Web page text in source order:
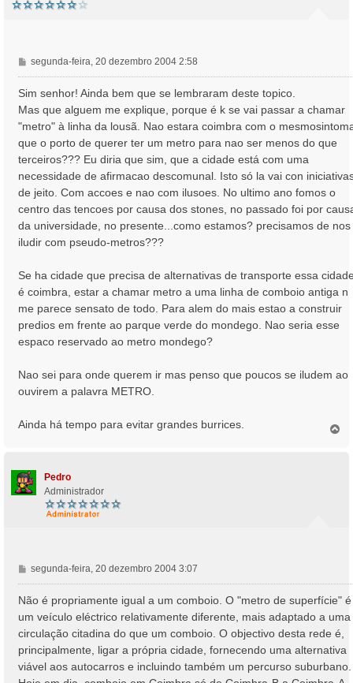
M
e
n
a
g
e
m
segunda-feira, 20 dezembro 2004 2:58
Sim senhor! Ainda bem que se lembraram deste topico.
Mas que alguem me explique, porque é k se vai passar a chamar
"metro" à linha da lousã. Nao estara coimbra com o
que o porto de querer ter um metro para nao ser menos do que
terceiros??? Eu diria que sim, que a cidade está com uma
necessidade de afirmacao descomunal. Isto só la vai con
de jeito. Com accoes e nao com ilusoes. No ultimo ano fomos o
centro das tencoes por causa dos stones, no passado foi por
da universidade, no presente...como estamos? precisamos de nos
iludir com pseudo-metros???
Se ha cidade que precisa de alternativas de transporte essa
é coimbra, estar a chamar metro a uma linha de comboio antiga n
me parece sensato de todo. Para alem do mais estao a construir
predios em frente ao parque verde do mondego. Nao seria esse
espaco reservado ao metro mondego?
Nao sei para onde querem ir mas penso que poucos se iludem ao
ouvirem a palavra METRO.
Ainda há tempo para evitar grandes burrices.
Pedro
Administrador
M
e
n
g
e
m
segunda-feira, 20 dezembro 2004 3:07
Não é propriamente igual a um comboio. O "metro de superfície" é
um veículo eléctrico relativamente diferente, mais adaptado a uma
circulação citadina do que um comboio. O objectivo desta rede é,
principalmente, ligar a própria cidade, fornecendo uma alternativa
viável aos autocarros e incluindo também um percurso suburbano.